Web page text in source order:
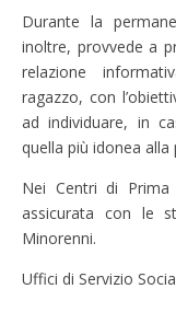
Durante la
inoltre, provvede a
relazione
ragazzo, con
ad individuare, in
quella più idonea
Nei Centri di Prima
assicurata con le
Minorenni.
Uffici di Servizio